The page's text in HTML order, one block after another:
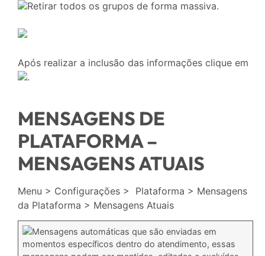
Retirar todos os grupos de forma massiva.
Após realizar a inclusão das informações clique em
.
MENSAGENS DE
PLATAFORMA –
MENSAGENS ATUAIS
Menu > Configurações > Plataforma > Mensagens
da Plataforma > Mensagens Atuais
Mensagens automáticas que são enviadas em
momentos específicos dentro do atendimento, essas